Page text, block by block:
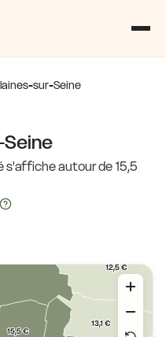
sur-Seine
s'affiche autour de 15,5
12,5 €
15,5 €
13,1 €